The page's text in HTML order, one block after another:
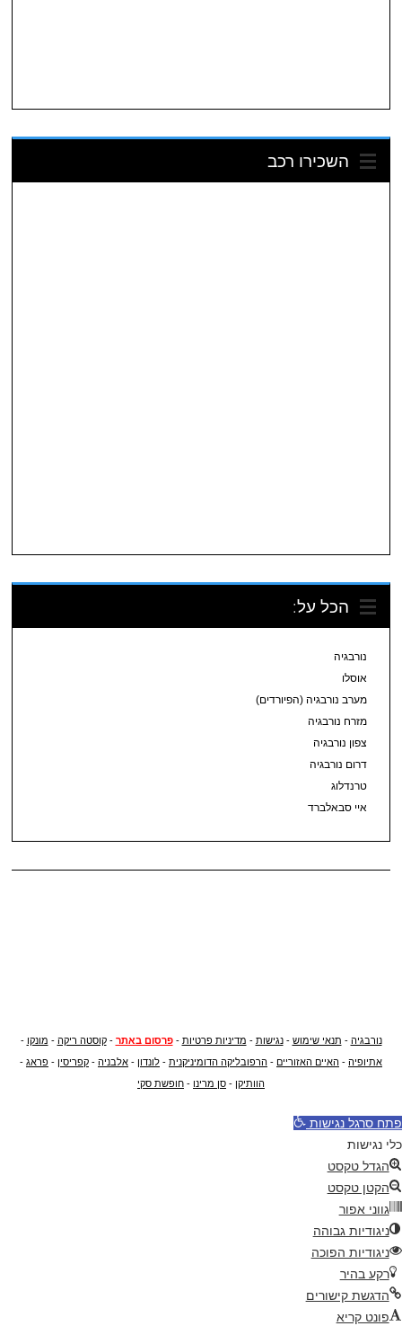
השכירו רכב
הכל על:
נורבגיה
אוסלו
מערב נורבגיה (הפיורדים)
מזרח נורבגיה
צפון נורבגיה
דרום נורבגיה
טרנדלוג
איי סבאלברד
נורבגיה - תנאי שימוש -נגישות - מדיניות פרטיות -פרסום באתר -קוסטה ריקה - מונקו -
אתיופיה - האיים האזוריים - הרפובליקה הדומיניקנית - לונדון - אלבניה - קפריסין - פראג -
הוותיקן - סן מרינו - חופשת סקי
פתח סרגל נגישות
כלי נגישות
הגדל טקסט
הקטן טקסט
גווני אפור
ניגודיות גבוהה
ניגודיות הפוכה
רקע בהיר
הדגשת קישורים
פונט קריא